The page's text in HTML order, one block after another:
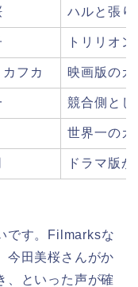
ハルと張
トリリオ
フカ 映画版の
競合側と
世界一の
ドラマ版
です。Filmarksな
今田美桜さんがか
、といった声が確